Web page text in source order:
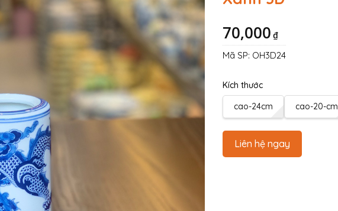
70,000 ₫
Kích thước
cao-24cm
cao-20-cm
Liên hệ ngay
Mã SP: OH3D24